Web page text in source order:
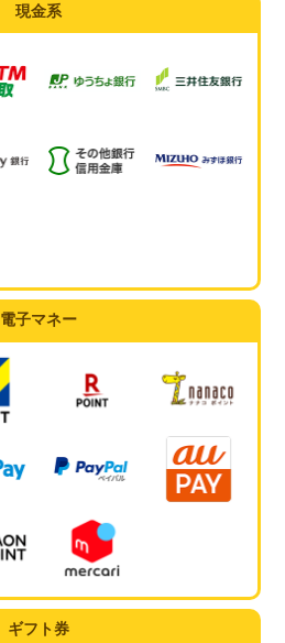
現金系
電子マネー
ギフト券